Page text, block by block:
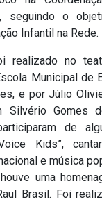
seguindo o
Infantil na Rede.
realizado no
Municipal de
e por Júlio
Silvério Gomes
de
Kids”,
e música
uma
Brasil. Foi